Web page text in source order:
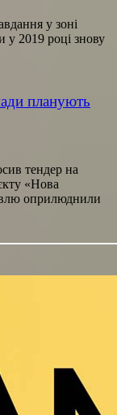
у зоні
у 2019 році знову
планують
тендер на
«Нова
оприлюднили